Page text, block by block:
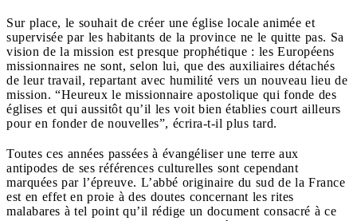
Sur place, le souhait de créer une église locale animée et
supervisée par les habitants de la province ne le quitte pas. Sa
vision de la mission est presque prophétique : les Européens
missionnaires ne sont, selon lui, que des auxiliaires détachés
de leur travail, repartant avec humilité vers un nouveau lieu de
mission. “Heureux le missionnaire apostolique qui fonde des
églises et qui aussitôt qu’il les voit bien établies court ailleurs
pour en fonder de nouvelles”, écrira-t-il plus tard.
Toutes ces années passées à évangéliser une terre aux
antipodes de ses références culturelles sont cependant
marquées par l’épreuve. L’abbé originaire du sud de la France
est en effet en proie à des doutes concernant les rites
malabares à tel point qu’il rédige un document consacré à ce